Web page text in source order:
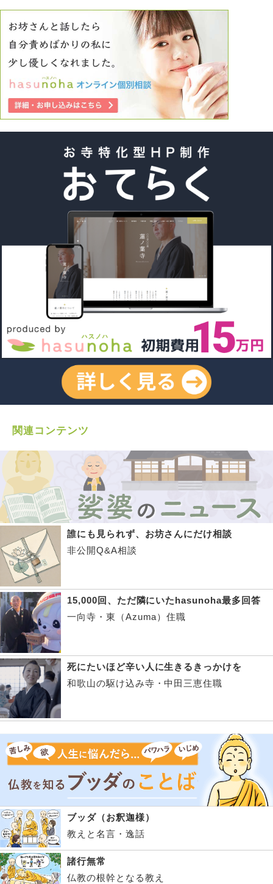
関連コンテンツ
誰にも見られず、お坊さんにだけ相談
非公開Q&A相談
15,000回、ただ隣にいたhasunoha最多回答
一向寺・東（Azuma）住職
死にたいほど辛い人に生きるきっかけを
和歌山の駆け込み寺・中田三恵住職
ブッダ（お釈迦様）
教えと名言・逸話
諸行無常
仏教の根幹となる教え